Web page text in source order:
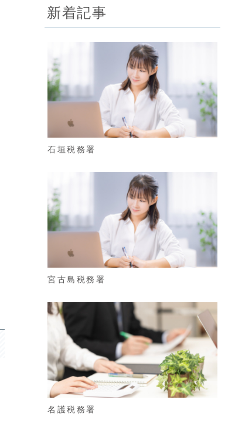
新着記事
石垣税務署
宮古島税務署
名護税務署